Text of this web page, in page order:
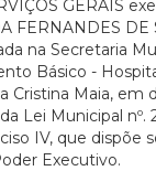
GERAIS
FERNANDES DE
na Secretaria
Básico -
Cristina Maia, em
Lei Municipal nº.
IV, que dispõe
Executivo.